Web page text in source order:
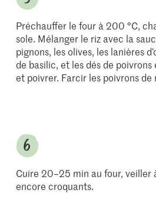
Préchauffer le four à 200 °C,
sole. Mélanger le riz avec la
pignons, les olives, les lanières
de basilic, et les dés de
et poivrer. Farcir les poivrons de
Cuire 20–25 min au four, veiller
encore croquants.